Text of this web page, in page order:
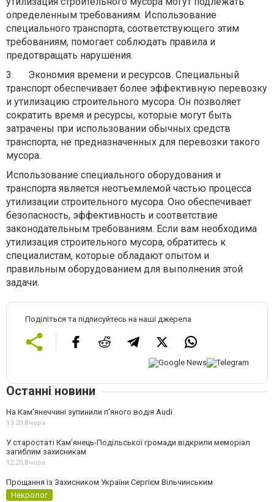
определенным требованиям. Использование
специального транспорта, соответствующего этим
требованиям, помогает соблюдать правила и
предотвращать нарушения.
3.
Экономия времени и ресурсов. Специальный
транспорт обеспечивает более эффективную перевозку
и утилизацию строительного мусора. Он позволяет
сократить время и ресурсы, которые могут быть
затрачены при использовании обычных средств
транспорта, не предназначенных для перевозки такого
мусора.
Использование специального оборудования и
транспорта является неотъемлемой частью процесса
утилизации строительного мусора. Оно обеспечивает
безопасность, эффективность и соответствие
законодательным требованиям. Если вам необходима
утилизация строительного мусора, обратитесь к
специалистам, которые обладают опытом и
правильным оборудованием для выполнения этой
задачи.
Поділіться та підписуйтесь на наші джерела
Останні новини
На Камʼянеччині зупинили п'яного водія Audi
13:20,Вчора
У старостаті Кам’янець-Подільської громади відкрили меморіал
загиблим захисникам
12:20,Вчора
Прощання із Захисником України Сергієм Вільчинським
Некролог